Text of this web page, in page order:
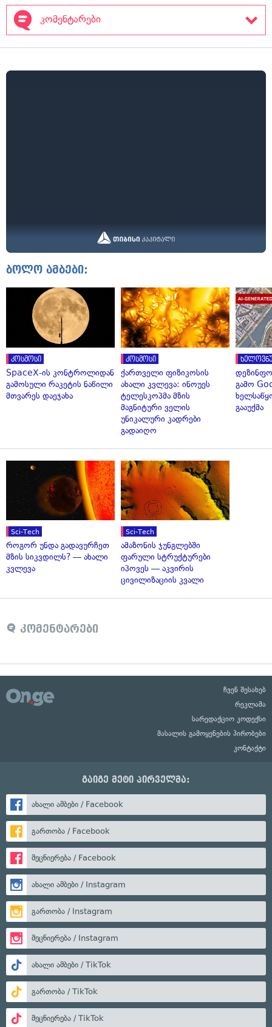
კომენტარები
ბოლო ამბები:
კოსმოსი
SpaceX-ის კონტროლიდან
გამოსული რაკეტის ნაწილი
მთვარეს დაეჯახა
კოსმოსი
ქართველი ფიზიკოსის
ახალი კვლევა: ინოუეს
ტელესკოპმა მზის
მაგნიტური ველის
უნიკალური კადრები
გადაიღო
გამო
გააუქმა
Sci-Tech
როგორ უნდა გადავურჩეთ
მზის სიკვდილს? — ახალი
კვლევა
Sci-Tech
ამაზონის ჯუნგლებში
ფარული სტრუქტურები
იპოვეს — აკვირის
ცივილიზაციის კვალი
კომენტარები
ჩვენ შესახებ
რეკლამა
სარედაქციო კოდექსი
მასალის გამოყენების პირობები
კონტაქტი
გაიგე მეტი პირველმა:
ახალი ამბები / Facebook
გართობა / Facebook
მეცნიერება / Facebook
ახალი ამბები / Instagram
გართობა / Instagram
მეცნიერება / Instagram
ახალი ამბები / TikTok
გართობა / TikTok
მეცნიერება / TikTok